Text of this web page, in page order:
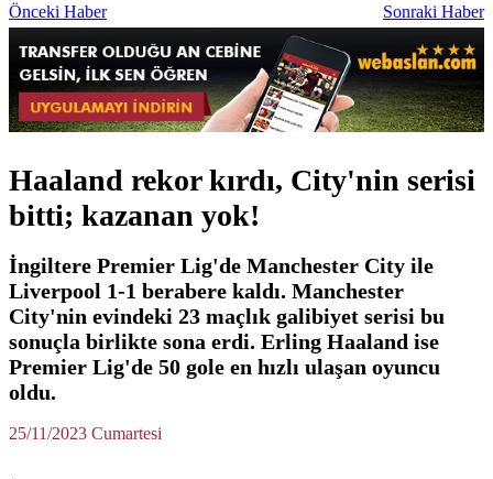
Önceki Haber Sonraki Haber
Haaland rekor kırdı, City'nin serisi
bitti; kazanan yok!
İngiltere Premier Lig'de Manchester City ile
Liverpool 1-1 berabere kaldı. Manchester
City'nin evindeki 23 maçlık galibiyet serisi bu
sonuçla birlikte sona erdi. Erling Haaland ise
Premier Lig'de 50 gole en hızlı ulaşan oyuncu
oldu.
25/11/2023 Cumartesi